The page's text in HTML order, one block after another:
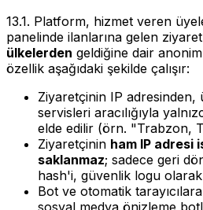
13.1. Platform, hizmet veren
panelinde ilanlarına gelen
ülkelerden geldiğine dair
özellik aşağıdaki şekilde çalışır:
Ziyaretçinin IP
servisleri aracılığıyla
elde edilir (örn. "Trabzon,
Ziyaretçinin ham IP adresi
saklanmaz; sadece geri
hash'i, güvenlik logu
Bot ve otomatik
sosyal medya önizleme